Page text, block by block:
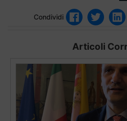
Condividi
Articoli